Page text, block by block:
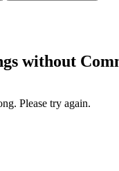
without
Please try again.